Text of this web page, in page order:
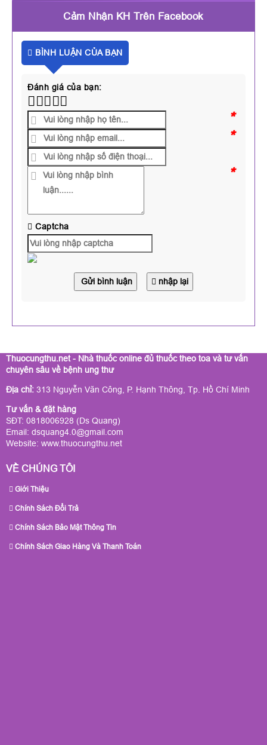
Cảm Nhận KH Trên Facebook
BÌNH LUẬN CỦA BẠN
Đánh giá của bạn:
*
*
*
Captcha
Gửi bình luận nhập lại
Thuocungthu.net - Nhà thuốc online đủ thuốc theo toa và tư vấn
chuyên sâu về bệnh ung thư
Địa chỉ: 313 Nguyễn Văn Công, P. Hạnh Thông, Tp. Hồ Chí Minh
Tư vấn & đặt hàng
SĐT: 0818006928 (Ds Quang)
Email: dsquang4.0@gmail.com
Website: www.thuocungthu.net
VỀ CHÚNG TÔI
Giới Thiệu
Chính Sách Đổi Trả
Chính Sách Bảo Mật Thông Tin
Chính Sách Giao Hàng Và Thanh Toán